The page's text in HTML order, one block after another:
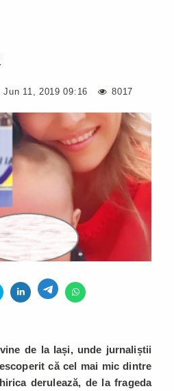
Jun 11, 2019 09:16 8017
de la Iași, unde jurnaliștii
că cel mai mic dintre
derulează, de la frageda